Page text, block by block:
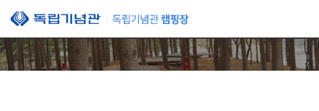
본문 바로가기